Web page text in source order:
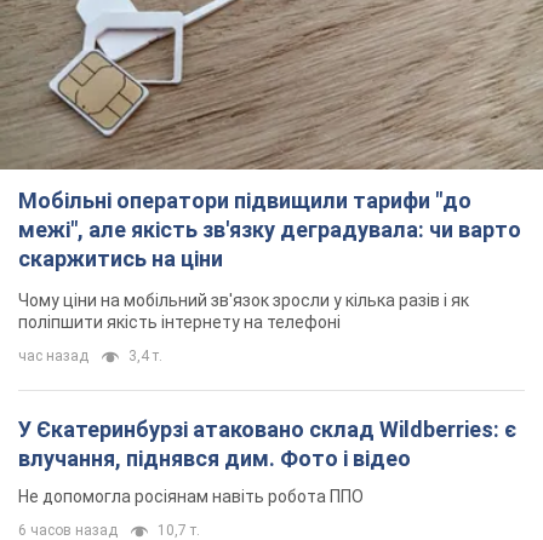
Мобільні оператори підвищили тарифи "до
межі", але якість зв'язку деградувала: чи варто
скаржитись на ціни
Чому ціни на мобільний зв'язок зросли у кілька разів і як
поліпшити якість інтернету на телефоні
час назад 3,4 т.
У Єкатеринбурзі атаковано склад Wildberries: є
влучання, піднявся дим. Фото і відео
Не допомогла росіянам навіть робота ППО
6 часов назад 10,7 т.